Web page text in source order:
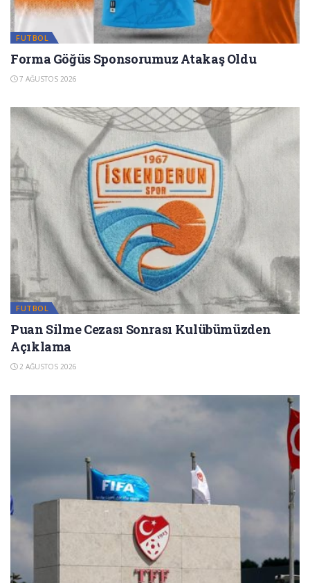
FUTBOL
Forma Göğüs Sponsorumuz Atakaş Oldu
7 AĞUSTOS 2026
FUTBOL
Puan Silme Cezası Sonrası Kulübümüzden
Açıklama
2 AĞUSTOS 2026